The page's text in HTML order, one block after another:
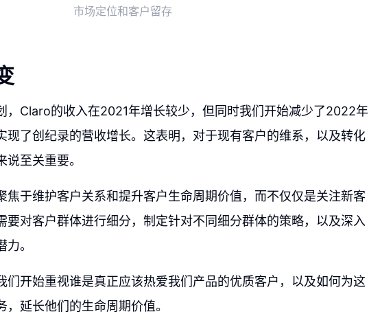
市场定位和客户留存
，Claro的收入在2021年增长较少，但同时我们开始减少了2022年
现了创纪录的营收增长。这表明，对于现有客户的维系，以及转化
至关重要。
焦于维护客户关系和提升客户生命周期价值，而不仅仅是关注新客
要对客户群体进行细分，制定针对不同细分群体的策略，以及深入
。
们开始重视谁是真正应该热爱我们产品的优质客户，以及如何为这
延长他们的生命周期价值。